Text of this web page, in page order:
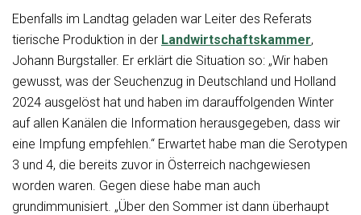
Ebenfalls im Landtag geladen war Leiter des Referats
tierische Produktion in der Landwirtschaftskammer,
Johann Burgstaller. Er erklärt die Situation so: „Wir haben
gewusst, was der Seuchenzug in Deutschland und Holland
2024 ausgelöst hat und haben im darauffolgenden Winter
auf allen Kanälen die Information herausgegeben, dass wir
eine Impfung empfehlen.“ Erwartet habe man die Serotypen
3 und 4, die bereits zuvor in Österreich nachgewiesen
worden waren. Gegen diese habe man auch
grundimmunisiert. „Über den Sommer ist dann überhaupt